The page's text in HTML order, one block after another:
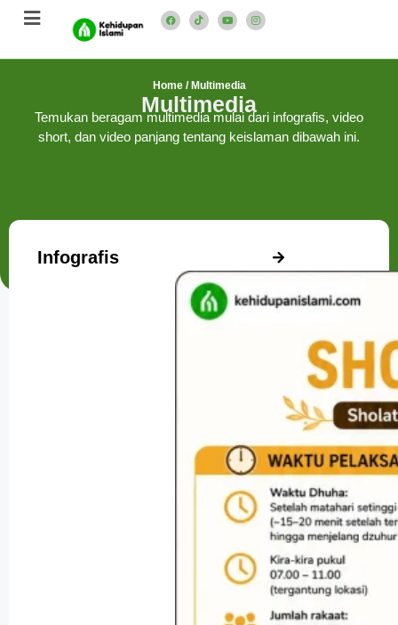
Home/Multimedia
Multimedia
Temukan beragam multimedia mulai dari infografis, video
short, dan video panjang tentang keislaman dibawah ini.
Infografis